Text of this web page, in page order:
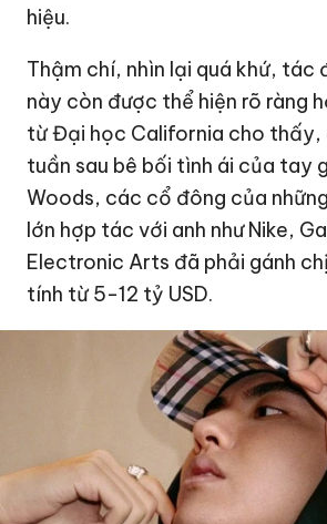
hiệu.
Thậm chí, nhìn lại quá khứ, tác
này còn được thể hiện rõ ràng
từ Đại học California cho
tuần sau bê bối tình ái của tay
Woods, các cổ đông của
lớn hợp tác với anh như Nike,
Electronic Arts đã phải gánh
tính từ 5-12 tỷ USD.